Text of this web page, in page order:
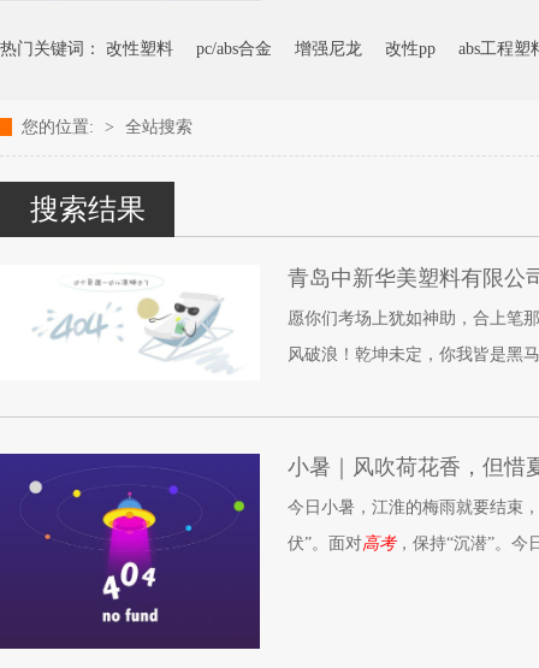
改性塑料颗粒、染色塑料颗粒生产厂家---- 青岛中新华美塑料有限公司
热门关键词： 改性塑料 pc/abs合金 增强尼龙 改性pp abs工程塑
您的位置: > 全站搜索
搜索结果
青岛中新华美塑料有限公
愿你们考场上犹如神助，合上笔
风破浪！乾坤未定，你我皆是黑
小暑｜风吹荷花香，但惜
今日小暑，江淮的梅雨就要结束
伏”。面对高考，保持“沉潜”。今